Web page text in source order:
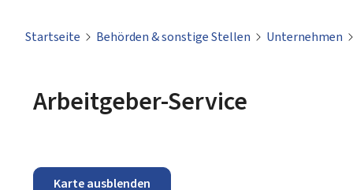
Startseite Behörden & sonstige Stellen Unternehmen
Arbeitgeber-Service
Karte ausblenden